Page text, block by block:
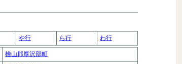
や行 ら行 わ行
檜山郡厚沢部町